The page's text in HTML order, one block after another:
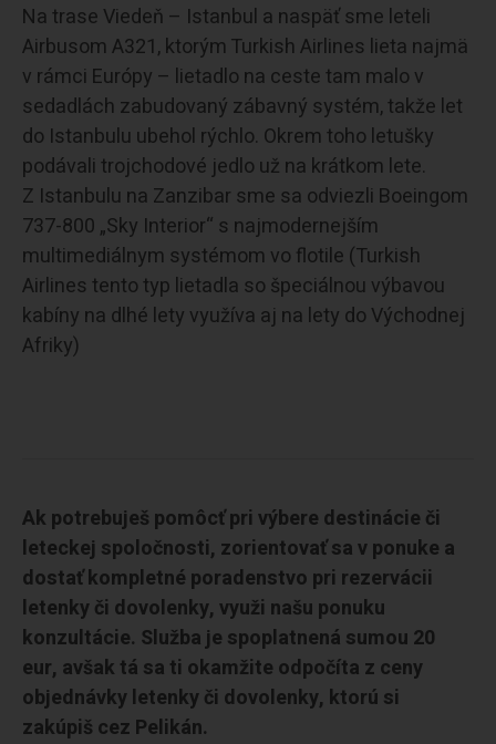
Na trase Viedeň – Istanbul a naspäť sme leteli
Airbusom A321, ktorým Turkish Airlines lieta najmä
v rámci Európy – lietadlo na ceste tam malo v
sedadlách zabudovaný zábavný systém, takže let
do Istanbulu ubehol rýchlo. Okrem toho letušky
podávali trojchodové jedlo už na krátkom lete.
Z Istanbulu na Zanzibar sme sa odviezli Boeingom
737-800 „Sky Interior“ s najmodernejším
multimediálnym systémom vo flotile (Turkish
Airlines tento typ lietadla so špeciálnou výbavou
kabíny na dlhé lety využíva aj na lety do Východnej
Afriky)
Ak potrebuješ pomôcť pri výbere destinácie či
leteckej spoločnosti, zorientovať sa v ponuke a
dostať kompletné poradenstvo pri rezervácii
letenky či dovolenky, využi našu ponuku
konzultácie. Služba je spoplatnená sumou 20
eur, avšak tá sa ti okamžite odpočíta z ceny
objednávky letenky či dovolenky, ktorú si
zakúpiš cez Pelikán.